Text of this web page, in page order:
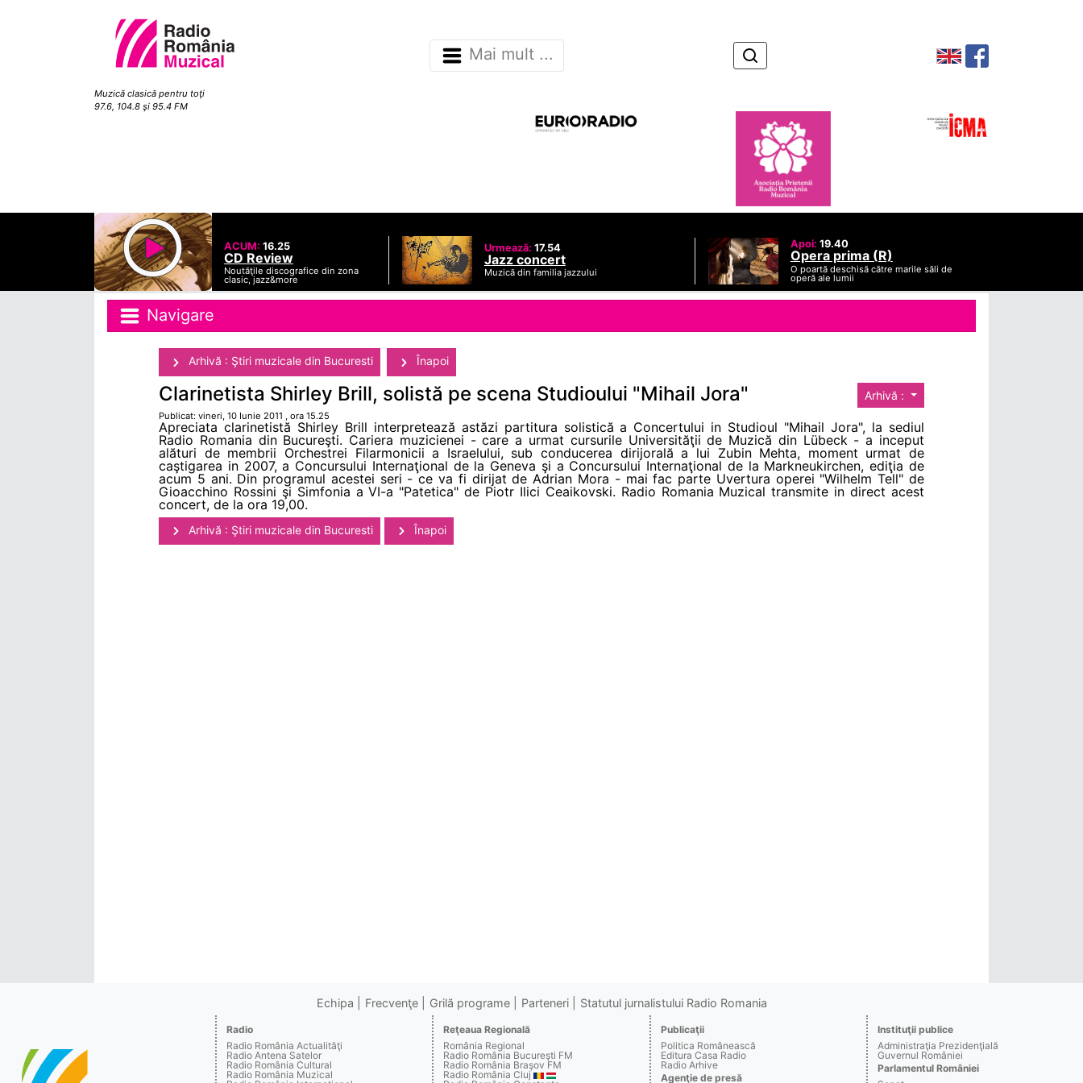
Muzică clasică pentru toţi
97.6, 104.8 şi 95.4 FM
Mai mult ...
ACUM: 16.25
CD Review
Noutăţile discografice din zona
clasic, jazz&more
Urmează: 17.54
Jazz concert
Muzică din familia jazzului
Apoi: 19.40
Opera prima (R)
O poartă deschisă către marile săli de
operă ale lumii
Navigare
Arhivă : Ştiri muzicale din Bucuresti Înapoi
Arhivă :
Clarinetista Shirley Brill, solistă pe scena Studioului "Mihail Jora"
Publicat: vineri, 10 Iunie 2011 , ora 15.25
Apreciata clarinetistă Shirley Brill interpretează astăzi partitura solistică a Concertului in Studioul "Mihail Jora", la sediul
Radio Romania din Bucureşti. Cariera muzicienei - care a urmat cursurile Universităţii de Muzică din Lübeck - a inceput
alături de membrii Orchestrei Filarmonicii a Israelului, sub conducerea dirijorală a lui Zubin Mehta, moment urmat de
caştigarea in 2007, a Concursului Internaţional de la Geneva şi a Concursului Internaţional de la Markneukirchen, ediţia de
acum 5 ani. Din programul acestei seri - ce va fi dirijat de Adrian Mora - mai fac parte Uvertura operei "Wilhelm Tell" de
Gioacchino Rossini şi Simfonia a VI-a "Patetica" de Piotr Ilici Ceaikovski. Radio Romania Muzical transmite in direct acest
concert, de la ora 19,00.
Arhivă : Ştiri muzicale din Bucuresti Înapoi
Echipa Frecvenţe Grilă programe Parteneri Statutul jurnalistului Radio Romania
Radio
Radio România Actualităţi
Radio Antena Satelor
Radio România Cultural
Radio România Muzical
Reţeaua Regională
România Regional
Radio România Bucureşti FM
Radio România Braşov FM
Radio România Cluj
Publicaţii
Politica Românească
Editura Casa Radio
Radio Arhive
Agenţie de presă
Instituţii publice
Administraţia Prezidenţială
Guvernul României
Parlamentul României